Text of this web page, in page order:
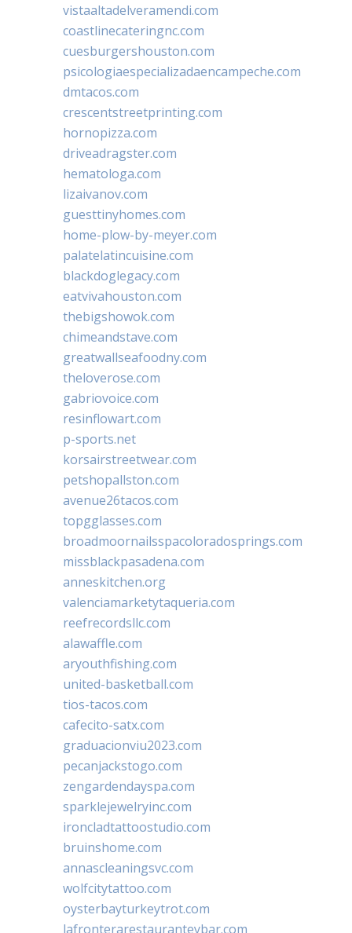
vistaaltadelveramendi.com
coastlinecateringnc.com
cuesburgershouston.com
psicologiaespecializadaencampeche.com
dmtacos.com
crescentstreetprinting.com
hornopizza.com
driveadragster.com
hematologa.com
lizaivanov.com
guesttinyhomes.com
home-plow-by-meyer.com
palatelatincuisine.com
blackdoglegacy.com
eatvivahouston.com
thebigshowok.com
chimeandstave.com
greatwallseafoodny.com
theloverose.com
gabriovoice.com
resinflowart.com
p-sports.net
korsairstreetwear.com
petshopallston.com
avenue26tacos.com
topgglasses.com
broadmoornailsspacoloradosprings.com
missblackpasadena.com
anneskitchen.org
valenciamarketytaqueria.com
reefrecordsllc.com
alawaffle.com
aryouthfishing.com
united-basketball.com
tios-tacos.com
cafecito-satx.com
graduacionviu2023.com
pecanjackstogo.com
zengardendayspa.com
sparklejewelryinc.com
ironcladtattoostudio.com
bruinshome.com
annascleaningsvc.com
wolfcitytattoo.com
oysterbayturkeytrot.com
lafronterarestauranteybar.com